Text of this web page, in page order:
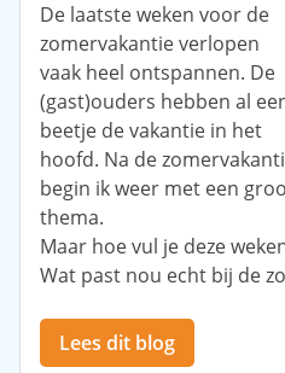
De laatste weken voor de
zomervakantie verlopen
vaak heel ontspannen. De
(gast)ouders hebben al
beetje de vakantie in het
hoofd. Na de
begin ik weer met een
thema.
Maar hoe vul je deze
Wat past nou echt bij de
Lees dit blog